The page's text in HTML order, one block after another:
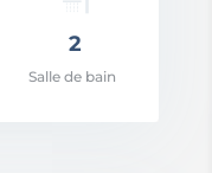
2
Salle de bain